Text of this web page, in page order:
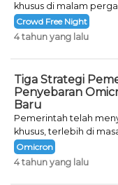
khusus di malam
Crowd Free Night
Crowd Free Night
4 tahun yang lalu
Tiga Strategi
Penyebaran
Baru
Pemerintah telah
khusus, terlebih di
seperti saat ini.
Omicron
4 tahun yang lalu